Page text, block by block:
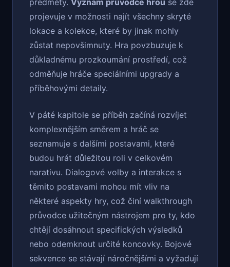
předměty. Význam průvodce hrou se zde
projevuje v možnosti najít všechny skryté
lokace a kolekce, které by jinak mohly
zůstat nepovšimnuty. Hra povzbuzuje k
důkladnému prozkoumání prostředí, což
odměňuje hráče speciálními upgrady a
příběhovými detaily.
V páté kapitole se příběh začíná rozvíjet
komplexnějším směrem a hráč se
seznamuje s dalšími postavami, které
budou hrát důležitou roli v celkovém
narativu. Dialogové volby a interakce s
těmito postavami mohou mít vliv na
některé aspekty hry, což činí walkthrough
průvodce užitečným nástrojem pro ty, kdo
chtějí dosáhnout specifických výsledků
nebo odemknout určité koncovky. Bojové
sekvence se stávají náročnějšími a vyžadují